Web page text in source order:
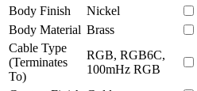
Body Finish
Nickel
Body Material Brass
Cable Type
(Terminates
To)
RGB, RGB6C,
100mHz RGB